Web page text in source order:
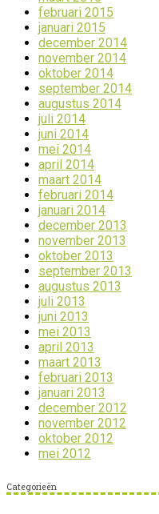
februari 2015
januari 2015
december 2014
november 2014
oktober 2014
september 2014
augustus 2014
juli 2014
juni 2014
mei 2014
april 2014
maart 2014
februari 2014
januari 2014
december 2013
november 2013
oktober 2013
september 2013
augustus 2013
juli 2013
juni 2013
mei 2013
april 2013
maart 2013
februari 2013
januari 2013
december 2012
november 2012
oktober 2012
mei 2012
Categorieën